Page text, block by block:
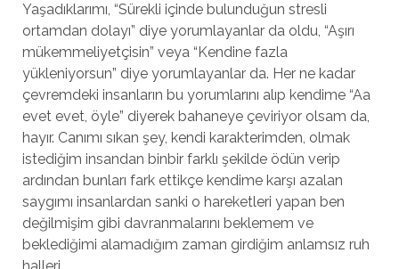
Yaşadıklarımı, “Sürekli içinde bulunduğun stresli
ortamdan dolayı” diye yorumlayanlar da oldu, “Aşırı
mükemmeliyetçisin” veya “Kendine fazla
yükleniyorsun” diye yorumlayanlar da. Her ne kadar
çevremdeki insanların bu yorumlarını alıp kendime “Aa
evet evet, öyle” diyerek bahaneye çeviriyor olsam da,
hayır. Canımı sıkan şey, kendi karakterimden, olmak
istediğim insandan binbir farklı şekilde ödün verip
ardından bunları fark ettikçe kendime karşı azalan
saygımı insanlardan sanki o hareketleri yapan ben
değilmişim gibi davranmalarını beklemem ve
beklediğimi alamadığım zaman girdiğim anlamsız ruh